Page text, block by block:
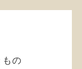
もの